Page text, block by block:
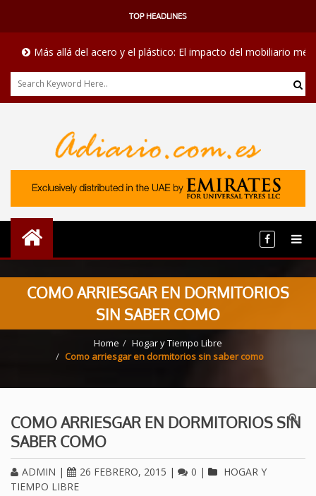
TOP HEADLINES
allá del acero y el plástico: El impacto del mobiliario médico en
COMO ARRIESGAR EN DORMITORIOS
SIN SABER COMO
Home
Hogar y Tiempo Libre
Como arriesgar en dormitorios sin saber como
COMO ARRIESGAR EN DORMITORIOS SIN
SABER COMO
ADMIN | 26 FEBRERO, 2015 | 0 |
HOGAR Y
TIEMPO LIBRE